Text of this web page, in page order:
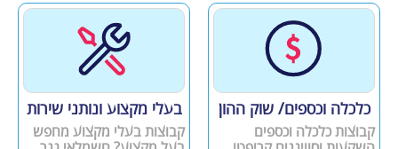
כלכלה וכספים/ שוק ההון
קבוצות כלכלה וכספים
בעלי מקצוע ונותני שירות
קבוצות בעלי מקצוע מחפש